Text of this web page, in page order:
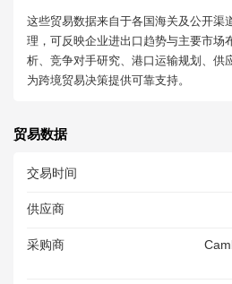
这些贸易数据来自于各国海关及公开渠
理，可反映企业进出口趋势与主要市场
析、竞争对手研究、港口运输规划、供
为跨境贸易决策提供可靠支持。
贸易数据
交易时间
供应商
采购商